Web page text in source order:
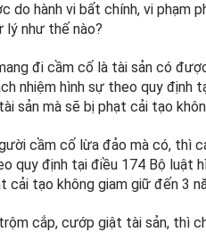
do hành vi bất chính, vi phạm
lý như thế nào?
đi cầm cố là tài sản có
nhiệm hình sự theo quy định
sản mà sẽ bị phạt cải tạo
cầm cố lừa đảo mà có, thì
quy định tại điều 174 Bộ luật
cải tạo không giam giữ đến 3
cắp, cướp giật tài sản, thì